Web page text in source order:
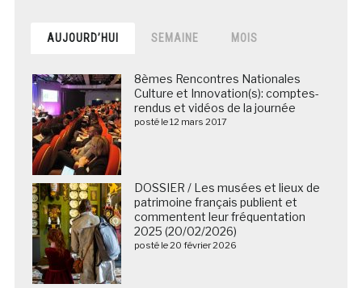
AUJOURD’HUI SEMAINE MOIS
8èmes Rencontres Nationales
Culture et Innovation(s): comptes-
rendus et vidéos de la journée
posté le 12 mars 2017
DOSSIER / Les musées et lieux de
patrimoine français publient et
commentent leur fréquentation
2025 (20/02/2026)
posté le 20 février 2026